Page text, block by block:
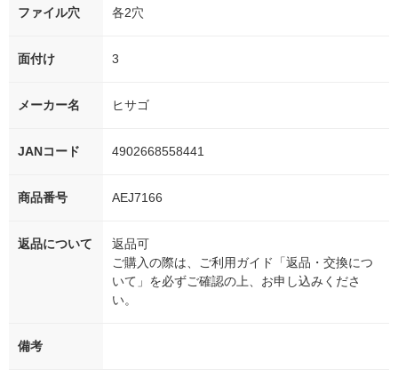
ファイル穴 各2穴
面付け 3
メーカー名 ヒサゴ
JANコード 4902668558441
商品番号 AEJ7166
返品について
返品可
ご購入の際は、ご利用ガイド「返品・交換につ
いて」を必ずご確認の上、お申し込みくださ
い。
備考